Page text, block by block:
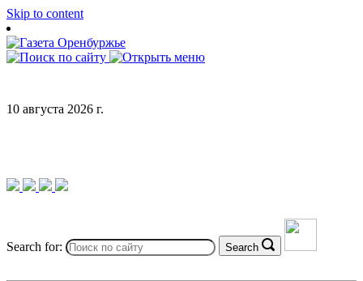
Skip to content
10 августа 2026 г.
Search for: Search